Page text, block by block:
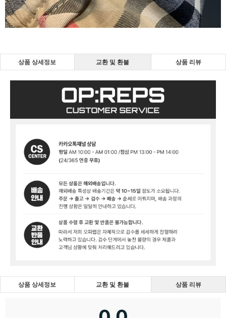
상품 상세정보 교환 및 환불 상품 리뷰
상품 상세정보 교환 및 환불 상품 리뷰